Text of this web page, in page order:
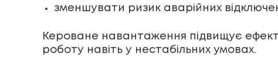
зменшувати ризик аварійних
Кероване навантаження підвищує
роботу навіть у нестабільних умовах.